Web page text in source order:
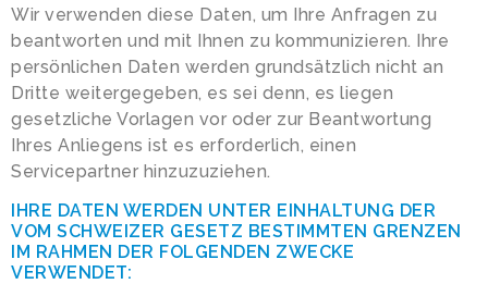
Wir verwenden diese Daten, um Ihre Anfragen zu
beantworten und mit Ihnen zu kommunizieren. Ihre
persönlichen Daten werden grundsätzlich nicht an
Dritte weitergegeben, es sei denn, es liegen
gesetzliche Vorlagen vor oder zur Beantwortung
Ihres Anliegens ist es erforderlich, einen
Servicepartner hinzuzuziehen.
IHRE DATEN WERDEN UNTER EINHALTUNG DER
VOM SCHWEIZER GESETZ BESTIMMTEN GRENZEN
IM RAHMEN DER FOLGENDEN ZWECKE
VERWENDET: